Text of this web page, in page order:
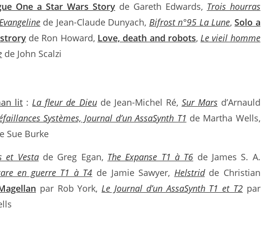
One a Star Wars Storyde Gareth Edwards, Trois hourras
de Jean-Claude Dunyach, Bifrost n°95 La Lune,Solo a
de Ron Howard, Love, death and robots,Le vieil homme
de John Scalzi
lit :La fleur de Dieude Jean-Michel Ré, Sur Marsd’Arnauld
Systèmes, Journal d’un AssaSynth T1 de Martha Wells,
Sue Burke
et Vestade Greg Egan, The Expanse T1 à T6 de James S. A.
en guerre T1 à T4 de Jamie Sawyer, Helstridde Christian
par Rob York,Le Journal d’un AssaSynth T1 et T2par